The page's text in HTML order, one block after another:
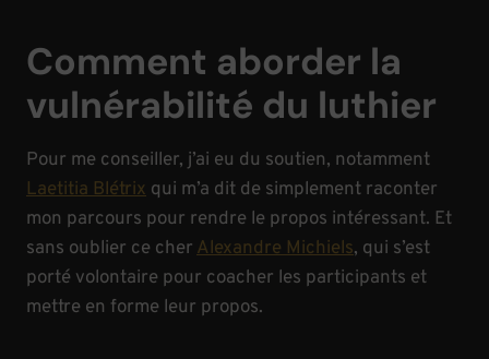
Comment aborder la
vulnérabilité du luthier
Pour me conseiller, j’ai eu du soutien, notamment
Laetitia Blétrix qui m’a dit de simplement raconter
mon parcours pour rendre le propos intéressant. Et
sans oublier ce cherAlexandre Michiels, qui s’est
porté volontaire pour coacher les participants et
mettre en forme leur propos.